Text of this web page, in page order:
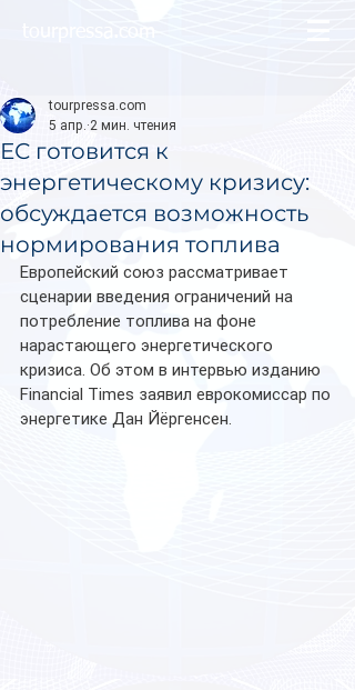
ЕС готовится к
энергетическому кризису:
обсуждается возможность
нормирования топлива
tourpressa.com
5 апр. 2 мин. чтения
Европейский союз рассматривает
сценарии введения ограничений на
потребление топлива на фоне
нарастающего энергетического
кризиса. Об этом в интервью изданию
Financial Times заявил еврокомиссар по
энергетике Дан Йёргенсен.